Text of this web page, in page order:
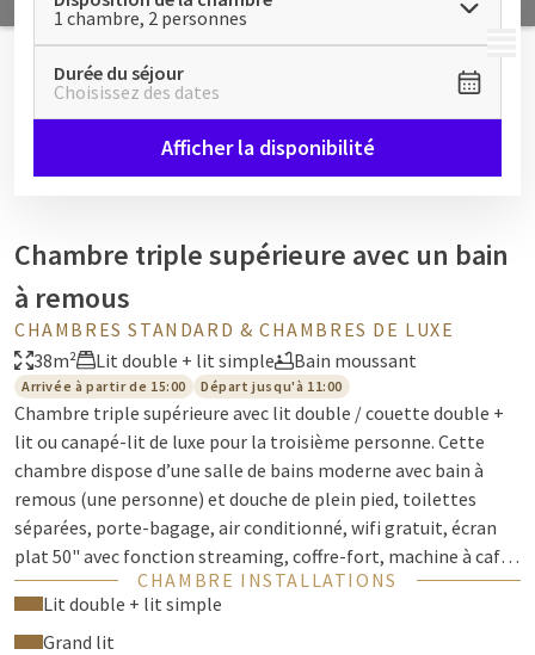
MENU
1 chambre, 2 personnes
Durée du séjour
Choisissez des dates
Afficher la disponibilité
Chambre triple supérieure avec un bain
à remous
CHAMBRES STANDARD & CHAMBRES DE LUXE
38m²
Lit double + lit simple Bain moussant
Arrivée à partir de 15:00 Départ jusqu'à 11:00
Chambre triple supérieure avec lit double / couette double +
lit ou canapé-lit de luxe pour la troisième personne. Cette
chambre dispose d’une salle de bains moderne avec bain à
remous (une personne) et douche de plein pied, toilettes
séparées, porte-bagage, air conditionné, wifi gratuit, écran
plat 50" avec fonction streaming, coffre-fort, machine à café
Nespresso et théière. Accès libre à l’espace de bien-être et de
remise en forme.
CHAMBRE INSTALLATIONS
Lit double + lit simple
Grand lit